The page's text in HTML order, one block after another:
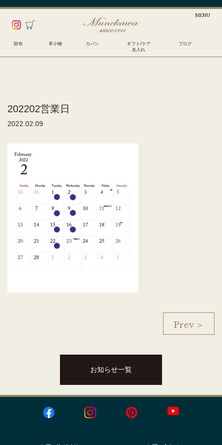
財布 革小物 カバン
ギフト/ケア
名入れ
ブログ
202202営業日
2022.02.09
Prev ＞
お知らせ一覧